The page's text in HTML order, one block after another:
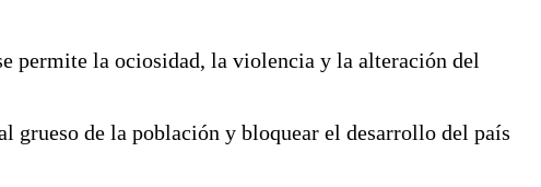
permite la ociosidad, la violencia y la alteración del
grueso de la población y bloquear el desarrollo del país